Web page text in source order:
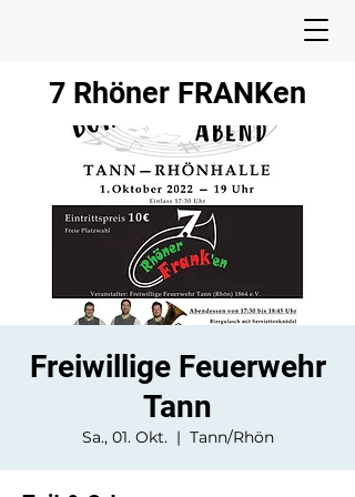
7 Rhöner FRANKen
Freiwillige Feuerwehr
Tann
Sa., 01. Okt.
  |
Tann/Rhön